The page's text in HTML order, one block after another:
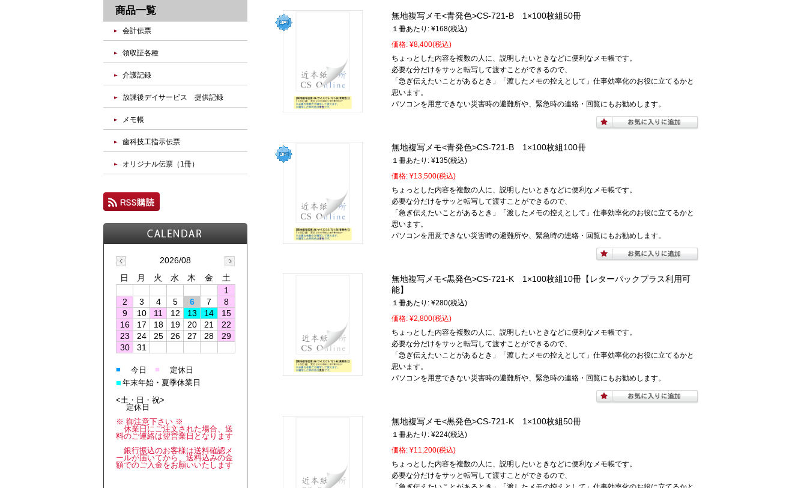
無地複写メモ<青発色>CS-721-B 1×100枚組50冊
１冊あたり: ¥168(税込)
価格: ¥8,400(税込)
ちょっとした内容を複数の人に、説明したいときなどに便利なメモ帳です。
必要な分だけをサッと転写して渡すことができるので、
「急ぎ伝えたいことがあるとき」「渡したメモの控えとして」仕事効率化のお役に立てるかと
思います。
パソコンを用意できない災害時の避難所や、緊急時の連絡・回覧にもお勧めします。
無地複写メモ<青発色>CS-721-B 1×100枚組100冊
１冊あたり: ¥135(税込)
価格: ¥13,500(税込)
ちょっとした内容を複数の人に、説明したいときなどに便利なメモ帳です。
必要な分だけをサッと転写して渡すことができるので、
「急ぎ伝えたいことがあるとき」「渡したメモの控えとして」仕事効率化のお役に立てるかと
思います。
パソコンを用意できない災害時の避難所や、緊急時の連絡・回覧にもお勧めします。
無地複写メモ<黒発色>CS-721-K 1×100枚組10冊【レターパックプラス利用可
能】
１冊あたり: ¥280(税込)
価格: ¥2,800(税込)
ちょっとした内容を複数の人に、説明したいときなどに便利なメモ帳です。
必要な分だけをサッと転写して渡すことができるので、
「急ぎ伝えたいことがあるとき」「渡したメモの控えとして」仕事効率化のお役に立てるかと
思います。
パソコンを用意できない災害時の避難所や、緊急時の連絡・回覧にもお勧めします。
無地複写メモ<黒発色>CS-721-K 1×100枚組50冊
１冊あたり: ¥224(税込)
価格: ¥11,200(税込)
ちょっとした内容を複数の人に、説明したいときなどに便利なメモ帳です。
必要な分だけをサッと転写して渡すことができるので、
商品一覧
会計伝票
領収証各種
介護記録
放課後デイサービス 提供記録
メモ帳
歯科技工指示伝票
オリジナル伝票（1冊）
2026/08
日
月 火 水 木 金
土
1
2
3 4 5 6 7
8
9
10 11 12 13 14
15
16
17 18 19 20 21
22
23
24 25 26 27 28
29
30
31
■ 今日 ■ 定休日
■年末年始・夏季休業日
<土・日・祝>
定休日
※ 御注意下さい ※
休業日にご注文された場合、送
料のご連絡は翌営業日となります
銀行振込のお客様は送料確認メ
ールが届いてから、送料込みの金
額でのご入金をお願いいたします